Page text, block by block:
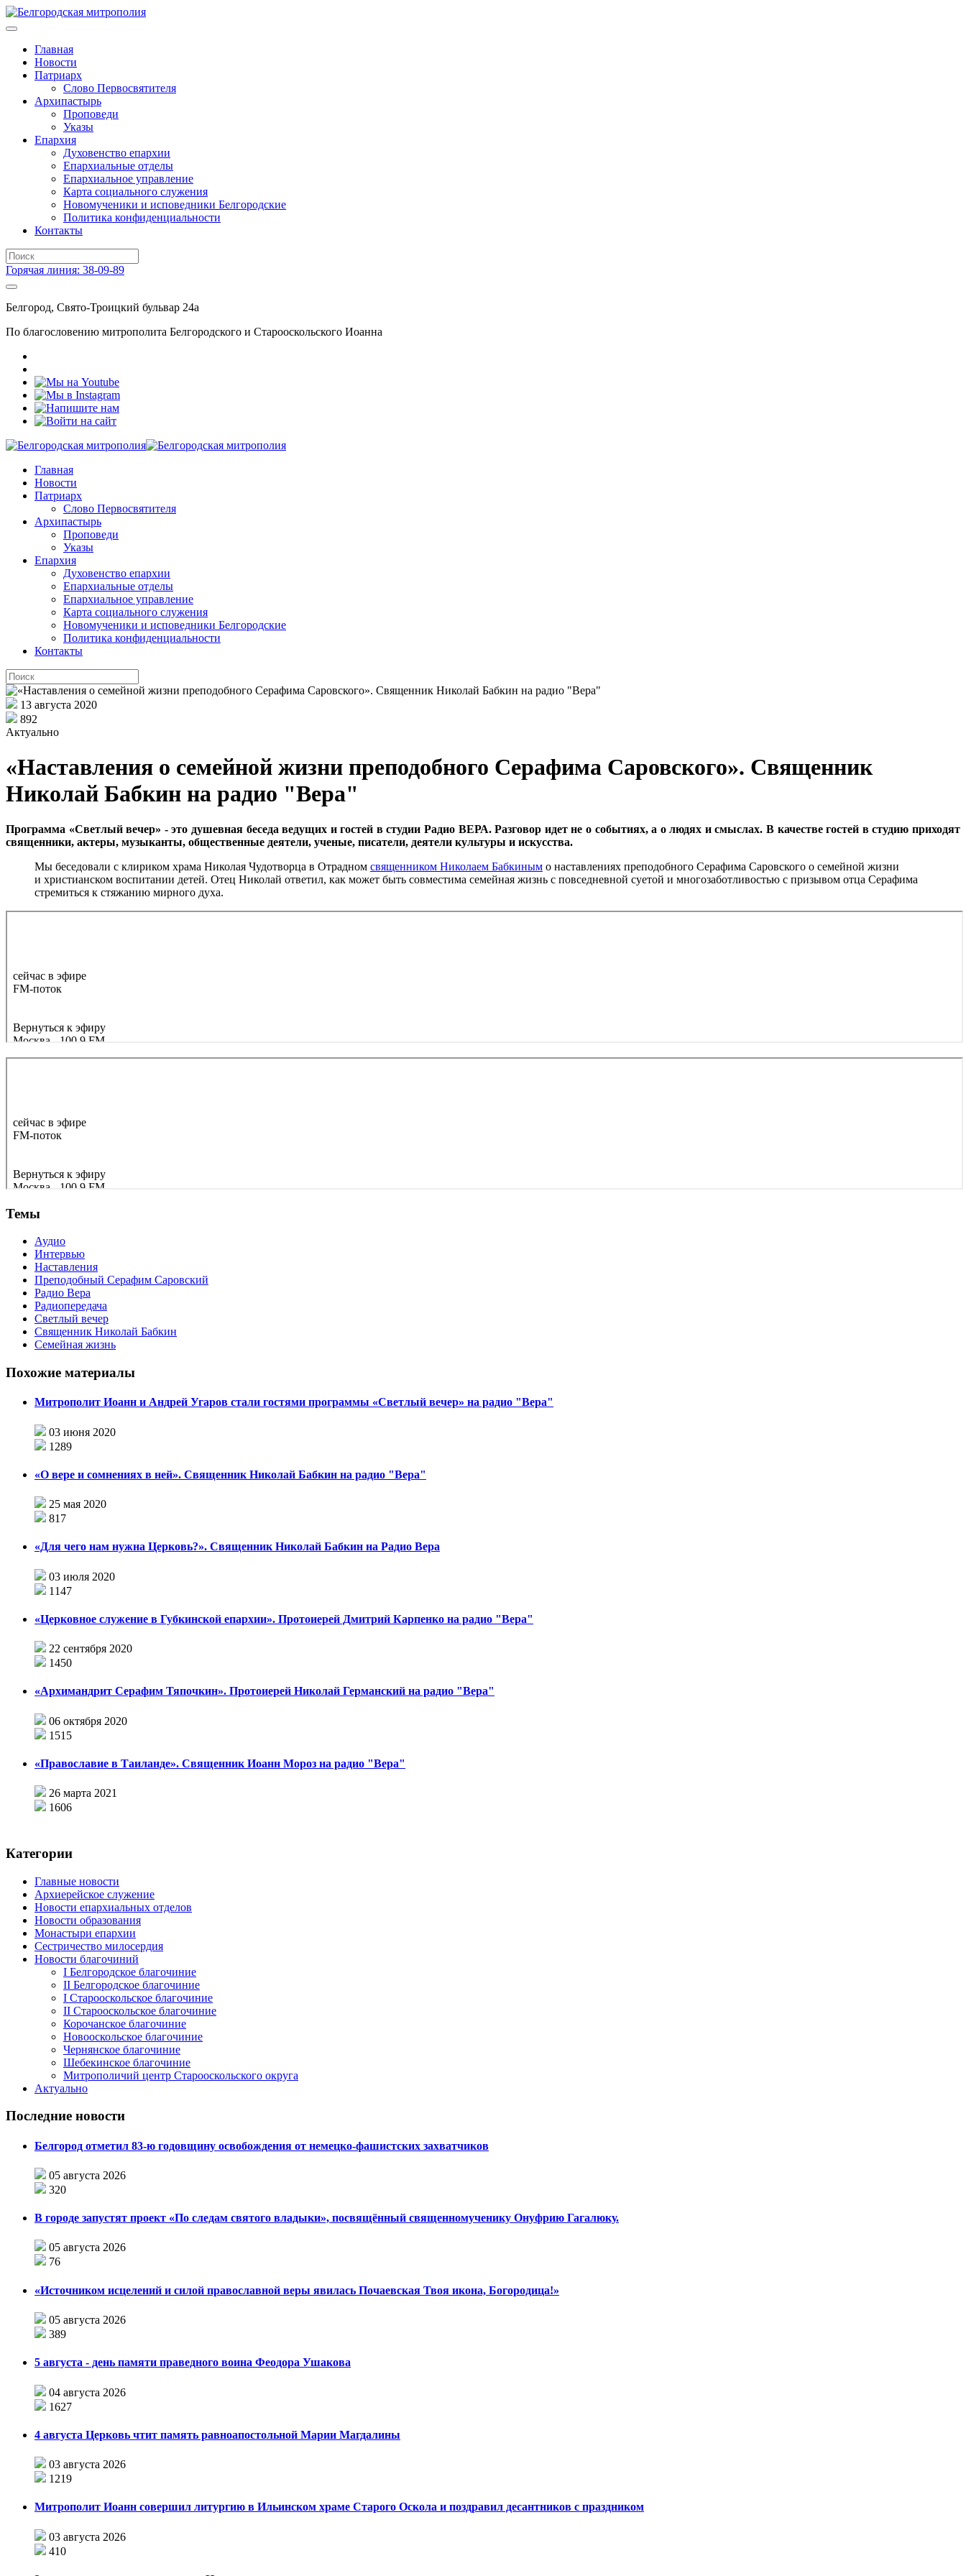
Главная
Новости
Патриарх
Слово Первосвятителя
Архипастырь
Проповеди
Указы
Епархия
Духовенство епархии
Епархиальные отделы
Епархиальное управление
Карта социального служения
Новомученики и исповедники Белгородские
Политика конфиденциальности
Контакты
Горячая линия: 38-09-89
Белгород, Свято-Троицкий бульвар 24а
По благословению митрополита Белгородского и Старооскольского Иоанна
Главная
Новости
Патриарх
Слово Первосвятителя
Архипастырь
Проповеди
Указы
Епархия
Духовенство епархии
Епархиальные отделы
Епархиальное управление
Карта социального служения
Новомученики и исповедники Белгородские
Политика конфиденциальности
Контакты
13 августа 2020
892
Актуально
«Наставления о семейной жизни преподобного Серафима Саровского». Священник
Николай Бабкин на радио "Вера"
Программа «Светлый вечер» - это душевная беседа ведущих и гостей в студии Радио ВЕРА. Разговор идет не о событиях, а о людях и смыслах. В качестве гостей в студию приходят
священники, актеры, музыканты, общественные деятели, ученые, писатели, деятели культуры и искусства.
Мы беседовали с клириком храма Николая Чудотворца в Отрадном священником Николаем Бабкиным о наставлениях преподобного Серафима Саровского о семейной жизни
и христианском воспитании детей. Отец Николай ответил, как может быть совместима семейная жизнь с повседневной суетой и многозаботливостью с призывом отца Серафима
стремиться к стяжанию мирного духа.
Темы
Аудио
Интервью
Наставления
Преподобный Серафим Саровский
Радио Вера
Радиопередача
Светлый вечер
Священник Николай Бабкин
Семейная жизнь
Похожие материалы
Митрополит Иоанн и Андрей Угаров стали гостями программы «Светлый вечер» на радио "Вера"
03 июня 2020
1289
«О вере и сомнениях в ней». Священник Николай Бабкин на радио "Вера"
25 мая 2020
817
«Для чего нам нужна Церковь?». Священник Николай Бабкин на Радио Вера
03 июля 2020
1147
«Церковное служение в Губкинской епархии». Протоиерей Дмитрий Карпенко на радио "Вера"
22 сентября 2020
1450
«Архимандрит Серафим Тяпочкин». Протоиерей Николай Германский на радио "Вера"
06 октября 2020
1515
«Православие в Таиланде». Священник Иоанн Мороз на радио "Вера"
26 марта 2021
1606
Категории
Главные новости
Архиерейское служение
Новости епархиальных отделов
Новости образования
Монастыри епархии
Сестричество милосердия
Новости благочиний
I Белгородское благочиние
II Белгородское благочиние
I Старооскольское благочиние
II Старооскольское благочиние
Корочанское благочиние
Новооскольское благочиние
Чернянское благочиние
Шебекинское благочиние
Митрополичий центр Старооскольского округа
Актуально
Последние новости
Белгород отметил 83-ю годовщину освобождения от немецко-фашистских захватчиков
05 августа 2026
320
В городе запустят проект «По следам святого владыки», посвящённый священномученику Онуфрию Гагалюку.
05 августа 2026
76
«Источником исцелений и силой православной веры явилась Почаевская Твоя икона, Богородица!»
05 августа 2026
389
5 августа - день памяти праведного воина Феодора Ушакова
04 августа 2026
1627
4 августа Церковь чтит память равноапостольной Марии Магдалины
03 августа 2026
1219
Митрополит Иоанн совершил литургию в Ильинском храме Старого Оскола и поздравил десантников с праздником
03 августа 2026
410